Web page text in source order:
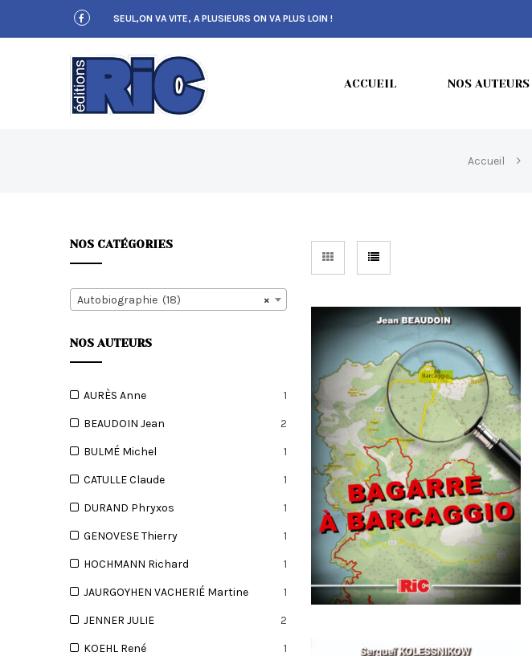
i
SEUL,ON VA VITE, A PLUSIEURS ON VA PLUS LOIN !
ACCUEIL NOS AUTEURS
Accueil
NOS CATÉGORIES
×
Autobiographie (18)
NOS AUTEURS
AURÈS Anne 1
BEAUDOIN Jean 2
BULMÉ Michel 1
CATULLE Claude 1
DURAND Phryxos 1
GENOVESE Thierry 1
HOCHMANN Richard 1
JAURGOYHEN VACHERIÉ Martine 1
JENNER JULIE 2
KOEHL René 1